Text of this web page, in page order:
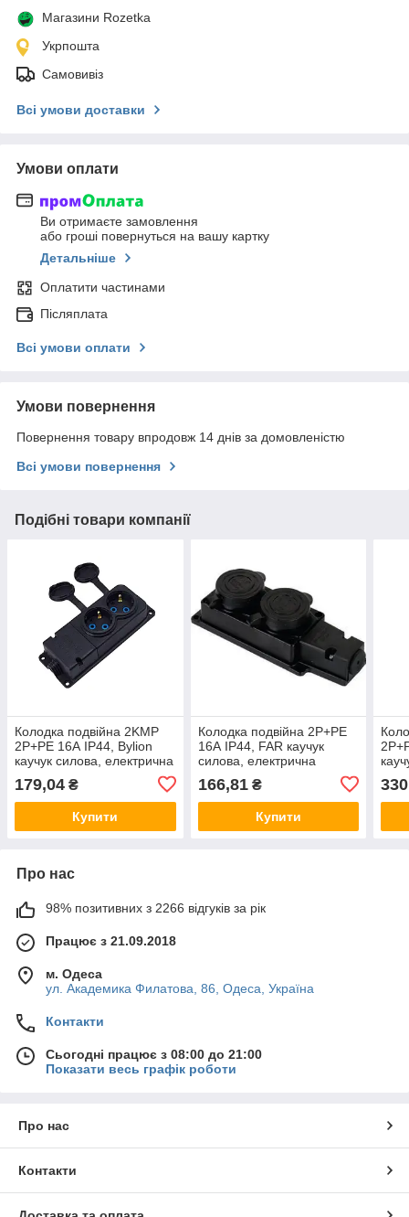
Магазини Rozetka
Укрпошта
Самовивіз
Всі умови доставки
Умови оплати
Ви отримаєте замовлення
або гроші повернуться на вашу картку
Детальніше
Оплатити частинами
Післяплата
Всі умови оплати
Умови повернення
Повернення товару впродовж 14 днів за домовленістю
Всі умови повернення
Подібні товари компанії
Колодка подвійна 2KMP
2Р+РЕ 16А IP44, Bylion
каучук силова, електрична
переносна
179,04 ₴
Купити
Колодка подвійна 2Р+РЕ
16А IP44, FAR каучук
силова, електрична
переносна F403
166,81₴
Купити
Про нас
98% позитивних з 2266 відгуків за рік
Працює з 21.09.2018
м. Одеса
ул. Академика Филатова, 86, Одеса, Україна
Контакти
Сьогодні працює з 08:00 до 21:00
Показати весь графік роботи
Про нас
Контакти